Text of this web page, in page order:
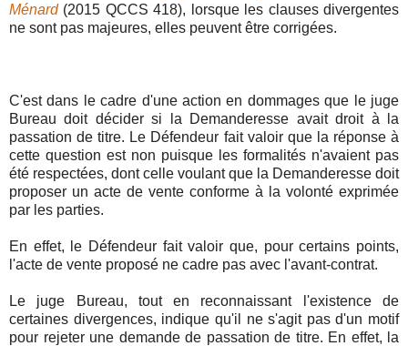
Ménard(2015 QCCS 418), lorsque les clauses divergentes
ne sont pas majeures, elles peuvent être corrigées.
C'est dans le cadre d'une action en dommages que le juge
Bureau doit décider si la Demanderesse avait droit à la
passation de titre. Le Défendeur fait valoir que la réponse à
cette question est non puisque les formalités n'avaient pas
été respectées, dont celle voulant que la Demanderesse doit
proposer un acte de vente conforme à la volonté exprimée
par les parties.
En effet, le Défendeur fait valoir que, pour certains points,
l'acte de vente proposé ne cadre pas avec l'avant-contrat.
Le juge Bureau, tout en reconnaissant l'existence de
certaines divergences, indique qu'il ne s'agit pas d'un motif
pour rejeter une demande de passation de titre. En effet, la